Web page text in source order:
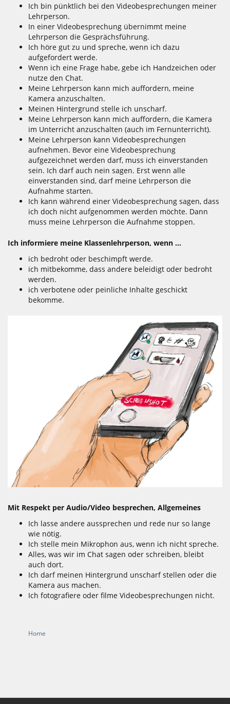
Ich bin pünktlich bei den Videobesprechungen meiner
Lehrperson.
In einer Videobesprechung übernimmt meine
Lehrperson die Gesprächsführung.
Ich höre gut zu und spreche, wenn ich dazu
aufgefordert werde.
Wenn ich eine Frage habe, gebe ich Handzeichen oder
nutze den Chat.
Meine Lehrperson kann mich auffordern, meine
Kamera anzuschalten.
Meinen Hintergrund stelle ich unscharf.
Meine Lehrperson kann mich auffordern, die Kamera
im Unterricht anzuschalten (auch im Fernunterricht).
Meine Lehrperson kann Videobesprechungen
aufnehmen. Bevor eine Videobesprechung
aufgezeichnet werden darf, muss ich einverstanden
sein. Ich darf auch nein sagen. Erst wenn alle
einverstanden sind, darf meine Lehrperson die
Aufnahme starten.
Ich kann während einer Videobesprechung sagen, dass
ich doch nicht aufgenommen werden möchte. Dann
muss meine Lehrperson die Aufnahme stoppen.
Ich informiere meine Klassenlehrperson, wenn ...
ich bedroht oder beschimpft werde.
ich mitbekomme, dass andere beleidigt oder bedroht
werden.
ich verbotene oder peinliche Inhalte geschickt
bekomme.
Mit Respekt per Audio/Video besprechen, Allgemeines
Ich lasse andere aussprechen und rede nur so lange
wie nötig.
Ich stelle mein Mikrophon aus, wenn ich nicht spreche.
Alles, was wir im Chat sagen oder schreiben, bleibt
auch dort.
Ich darf meinen Hintergrund unscharf stellen oder die
Kamera aus machen.
Ich fotografiere oder filme Videobesprechungen nicht.
Home